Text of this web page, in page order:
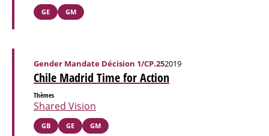
GE GM
Chile Madrid Time for Action
Gender Mandate Décision 1/CP.252019
Thèmes
Shared Vision
GB GE GM